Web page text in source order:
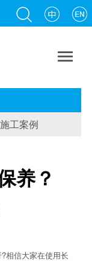

施工案例
养？
相信大家在使用长